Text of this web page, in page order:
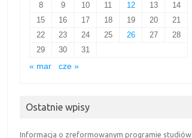
8
9 10 11 12 13
14
15
16 17 18 19 20
21
22
23 24 25 26 27
28
29
30
31
« mar
cze »
Ostatnie wpisy
Informacja o zreformowanym programie studiów